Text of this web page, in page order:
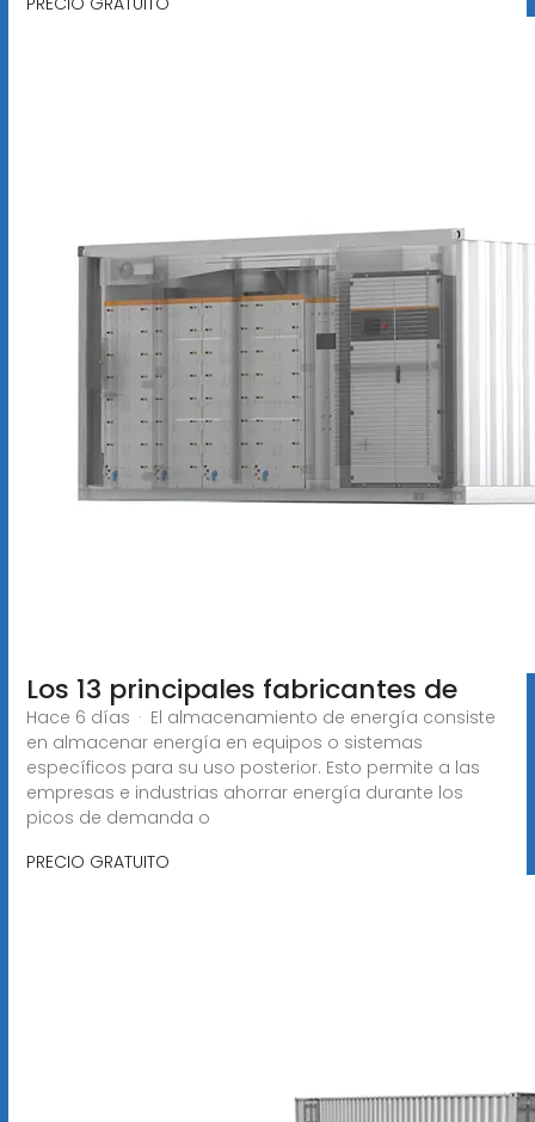
Los 13 principales fabricantes de
Hace 6 días · El almacenamiento de energía consiste
en almacenar energía en equipos o sistemas
específicos para su uso posterior. Esto permite a las
empresas e industrias ahorrar energía durante los
picos de demanda o
PRECIO GRATUITO